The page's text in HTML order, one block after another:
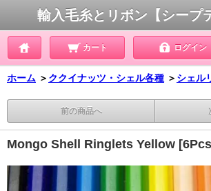
輸入毛糸とリボン【シープ
カート ログイン
ホーム ＞ ククイナッツ・シェル各種 ＞ シェル
前の商品へ
Mongo Shell Ringlets Yellow